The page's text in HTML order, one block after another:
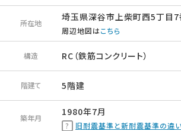
所在地
埼玉県深谷市上柴町西5丁目7
周辺地図はこちら
構造 RC（鉄筋コンクリート）
階建て 5階建
築年月
1980年7月
旧耐震基準と新耐震基準の違